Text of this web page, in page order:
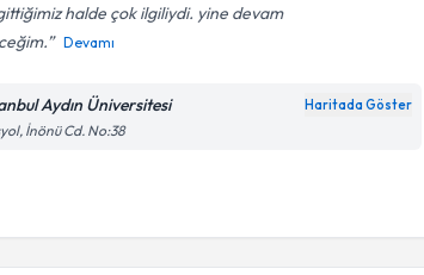
halde çok ilgiliydi. yine devam
Devamı
Aydın Üniversitesi Haritada Göster
İnönü Cd. No:38